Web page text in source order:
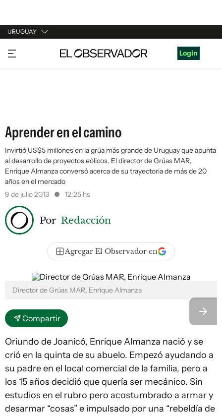
URUGUAY
URUGUAY
ARGENTINA
Login
Aprender en el camino
Invirtió US$5 millones en la grúa más grande de Uruguay que apunta
al desarrollo de proyectos eólicos. El director de Grúas MAR,
Enrique Almanza conversó acerca de su trayectoria de más de 20
años en el mercado
9 de julio 2013
12:25 hs
Por Redacción
Agregar El Observador en
Director de Grúas MAR, Enrique Almanza
Compartir
Oriundo de Joanicó, Enrique Almanza nació y se
crió en la quinta de su abuelo. Empezó ayudando a
su padre en el local comercial de la familia, pero a
los 15 años decidió que quería ser mecánico. Sin
estudios en el rubro pero acostumbrado a armar y
desarmar “cosas” e impulsado por una “rebeldía de